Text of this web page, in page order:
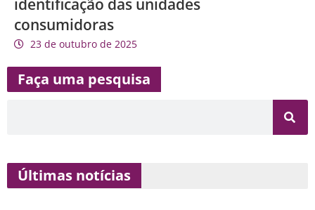
identificação das unidades
consumidoras
23 de outubro de 2025
Faça uma pesquisa
Últimas notícias